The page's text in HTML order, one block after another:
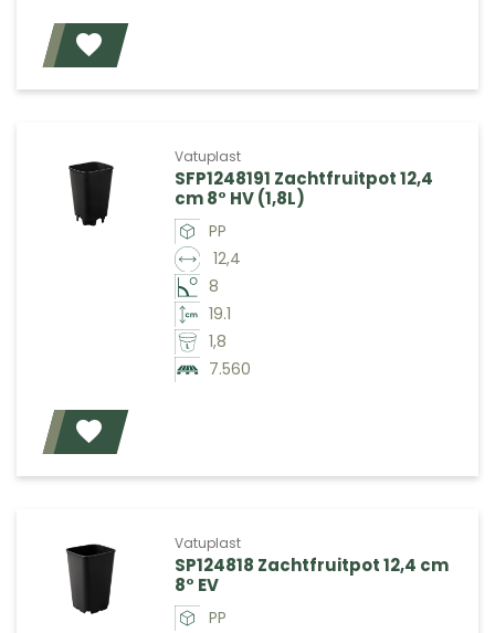
Vatuplast
SFP1248191 Zachtfruitpot 12,4
cm 8° HV (1,8L)
PP
12,4
8
19.1
1,8
7.560
Vatuplast
SP124818 Zachtfruitpot 12,4 cm
8° EV
PP